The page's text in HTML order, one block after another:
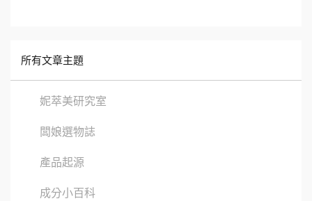
所有文章主題
妮萃美研究室
闆娘選物誌
產品起源
成分小百科